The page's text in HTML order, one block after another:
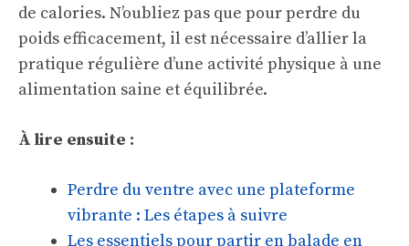
de calories. N’oubliez pas que pour perdre du
poids efficacement, il est nécessaire d’allier la
pratique régulière d’une activité physique à une
alimentation saine et équilibrée.
À lire ensuite :
Perdre du ventre avec une plateforme
vibrante : Les étapes à suivre
Les essentiels pour partir en balade en